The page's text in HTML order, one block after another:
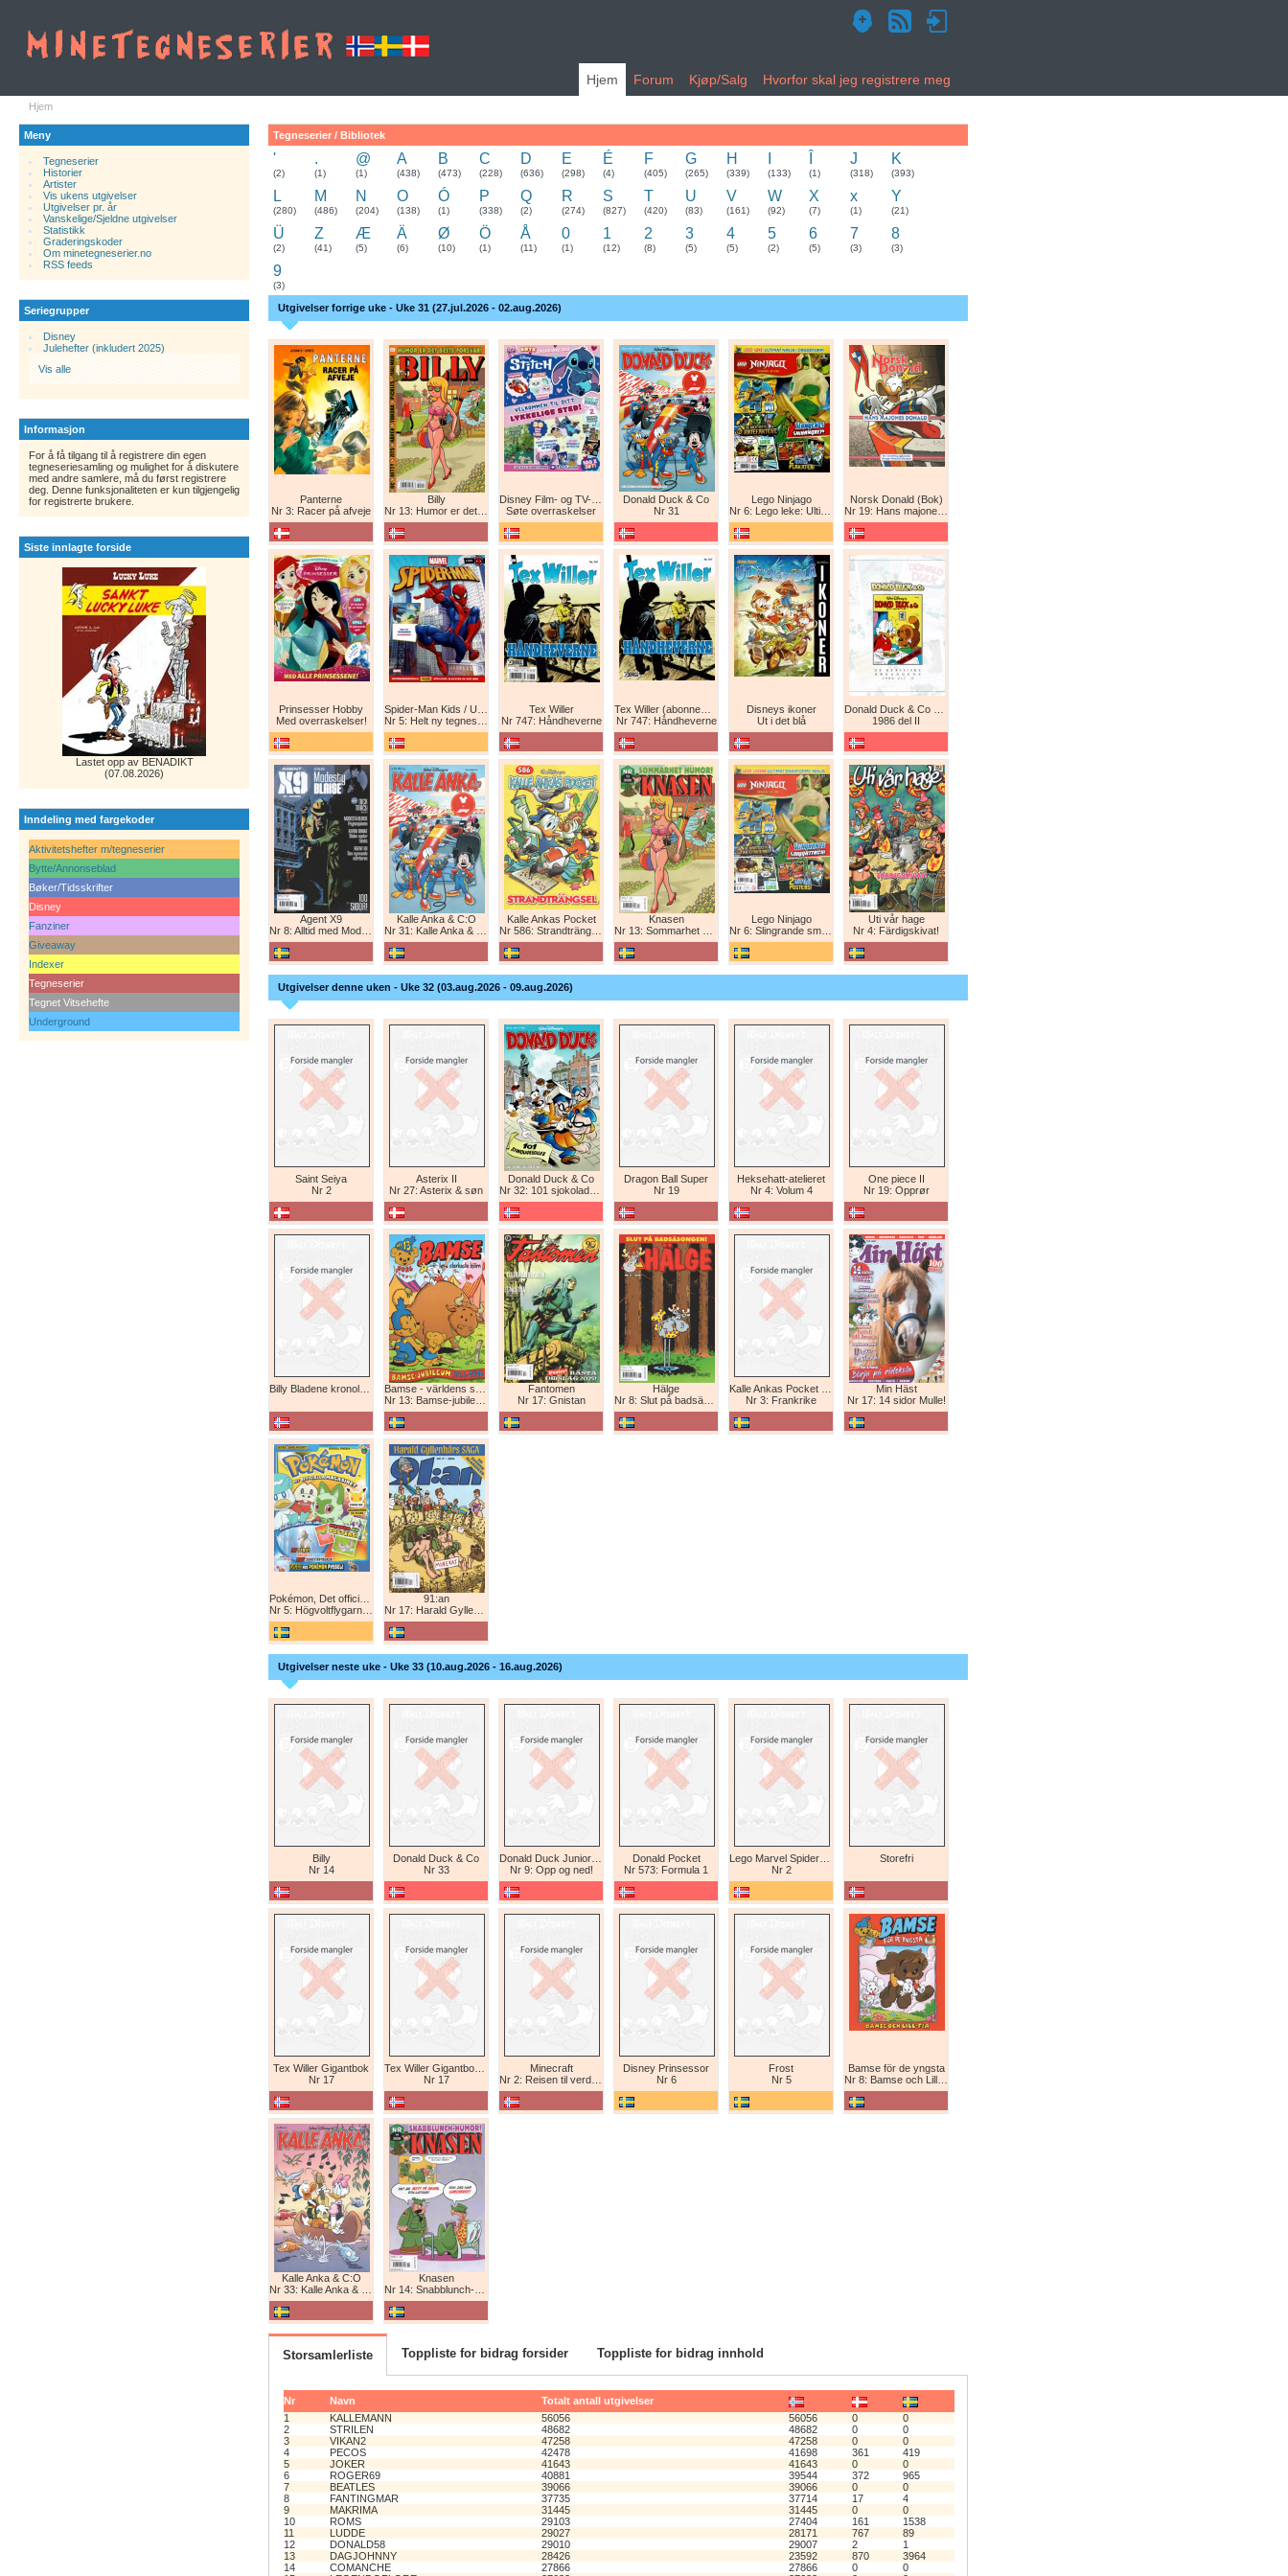
Hjem Forum Kjøp/Salg Hvorfor skal jeg registrere meg
Hjem
Meny
Tegneserier
Historier.
Artister
Vis ukens utgivelser
Utgivelser pr. år
Vanskelige/Sjeldne utgivelser
Statistikk
Graderingskoder
Om minetegneserier.no
RSS feeds
Seriegrupper
Disney
Julehefter (inkludert 2025)
Vis alle
Informasjon
For å få tilgang til å registrere din egen
tegneseriesamling og mulighet for å diskutere
med andre samlere, må du først registrere
deg. Denne funksjonaliteten er kun tilgjengelig
for registrerte brukere.
Siste innlagte forside
Lastet opp av BENADIKT
(07.08.2026)
Inndeling med fargekoder
Aktivitetshefter m/tegneserier
Bytte/Annonseblad
Bøker/Tidsskrifter
Disney
Fanziner
Giveaway
Indexer
Tegneserier
Tegnet Vitsehefte
Underground
Tegneserier / Bibliotek
'
(2)
.
(1)
@
(1)
A
(438)
B
(473)
C
(228)
D
(636)
E
(298)
É
(4)
F
(405)
G
(265)
H
(339) (133) (1)
J
(318)
K
(393)
L
(280)
M
(486)
N
(204)
O
(138)
Ó
(1)
P
(338)
Q
(2)
R
(274)
S
(827)
T
(420)
U
(83)
V
(161)
W
(92)
X
(7)
x
(1)
Y
(21)
Ü
(2)
Z
(41)
Æ
(5)
Ä
(6)
Ø
(10)
Ö
(1)
Å
(11)
0
(1)
1
(12)
2
(8)
3
(5)
4
(5)
5
(2)
6
(5)
7
(3)
8
(3)
9
(3)
Utgivelser forrige uke - Uke 31 (27.jul.2026 - 02.aug.2026)
Panterne
Nr 3: Racer på afveje
Billy
Nr 13: Humor er det beste forsvar!
Søte overraskelser
Donald Duck & Co
Nr 31
Lego Ninjago
Nr 6: Lego leke: Ultimat Ninja i drageform
Norsk Donald (Bok)
Nr 19: Hans majones Donald
Prinsesser Hobby
Med overraskelser!
Nr 5: Helt ny tegneserie! Maskinkrig!
Tex Willer
Nr 747: Håndheverne
Nr 747: Håndheverne
Disneys ikoner
Ut i det blå
1986 del II
Agent X9
Nr 8: Alltid med Modesty Blaise
Kalle Anka & C:O
Nr 31: Kalle Anka & C:O
Kalle Ankas Pocket
Nr 586: Strandträngsel
Knasen
Nr 13: Sommarhet humor!
Lego Ninjago
Nr 6: Slingrande smygattack!
Uti vår hage
Nr 4: Färdigskivat!
Utgivelser denne uken - Uke 32 (03.aug.2026 - 09.aug.2026)
Saint Seiya
Nr 2
Asterix II
Nr 27: Asterix & søn
Donald Duck & Co
Nr 32: 101 sjokoladeboller
Dragon Ball Super
Nr 19
Heksehatt-atelieret
Nr 4: Volum 4
One piece II
Nr 19: Opprør
Nr 13: Bamse-jubileum 1966-2026
Fantomen
Nr 17: Gnistan
Hälge
Nr 8: Slut på badsäsongen!
Nr 3: Frankrike
Min Häst
Nr 17: 14 sidor Mulle!
Nr 5: Högvoltflygarna mot Svart Rayquaza!
91:an
Nr 17: Harald Gyllenhårs saga
Utgivelser neste uke - Uke 33 (10.aug.2026 - 16.aug.2026)
Billy
Nr 14
Donald Duck & Co
Nr 33
Nr 9: Opp og ned!
Donald Pocket
Nr 573: Formula 1
Nr 2
Storefri
Tex Willer Gigantbok
Nr 17
Nr 17
Minecraft
Nr 2: Reisen til verdens ende
Disney Prinsessor
Nr 6
Frost
Nr 5
Bamse för de yngsta
Nr 8: Bamse och Lill-Fia
Kalle Anka & C:O
Nr 33: Kalle Anka & C:O
Knasen
Nr 14: Snabblunch-humor!
Storsamlerliste Toppliste for bidrag forsider Toppliste for bidrag innhold
Nr Navn
Totalt antall utgivelser
1
KALLEMANN 56056 56056 0
0
2
STRILEN 48682 48682 0
0
3
VIKAN2 47258 47258 0
0
4
PECOS 42478 41698 361
419
5
JOKER 41643 41643 0
0
6
ROGER69 40881 39544 372
965
7
BEATLES 39066 39066 0
0
8
FANTINGMAR 37735 37714 17
4
9
MAKRIMA 31445 31445 0
0
10
ROMS 29103 27404 161
1538
11
LUDDE 29027 28171 767
89
12
DONALD58 29010 29007 2
1
13
DAGJOHNNY 28426 23592 870
3964
14
COMANCHE 27866 27866 0
0